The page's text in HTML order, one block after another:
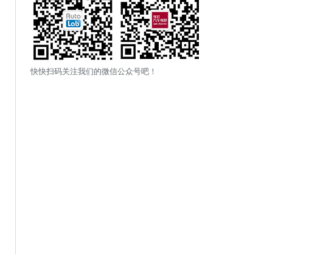
快快扫码关注我们的微信公众号吧！